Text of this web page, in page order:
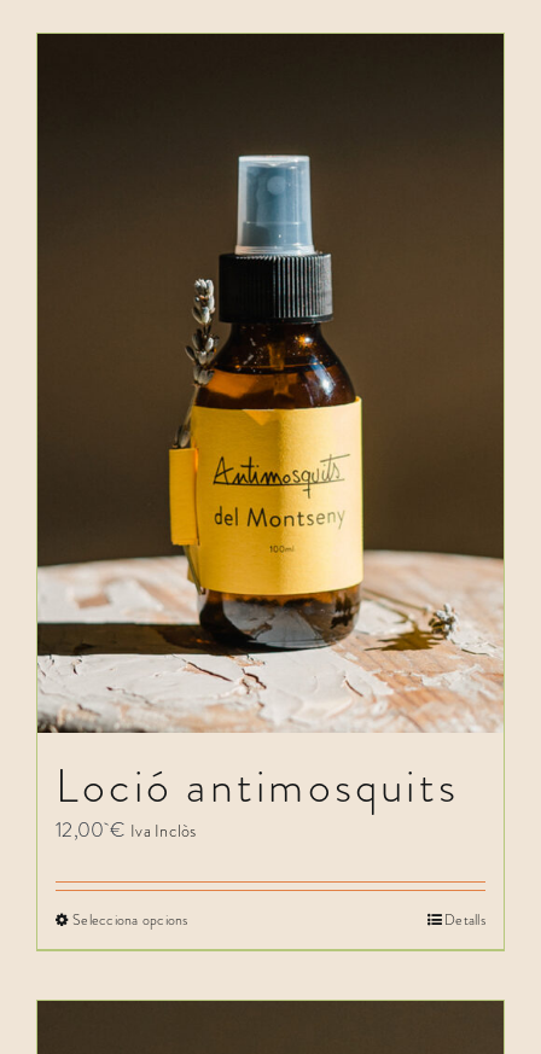
Loció antimosquits
12,00€ Iva Inclòs
Selecciona opcions Detalls